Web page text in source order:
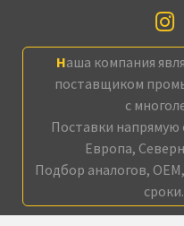
Наша компания является профессиональным
поставщиком
с
Поставки напрямую
Европа,
Подбор аналогов,
сроки.